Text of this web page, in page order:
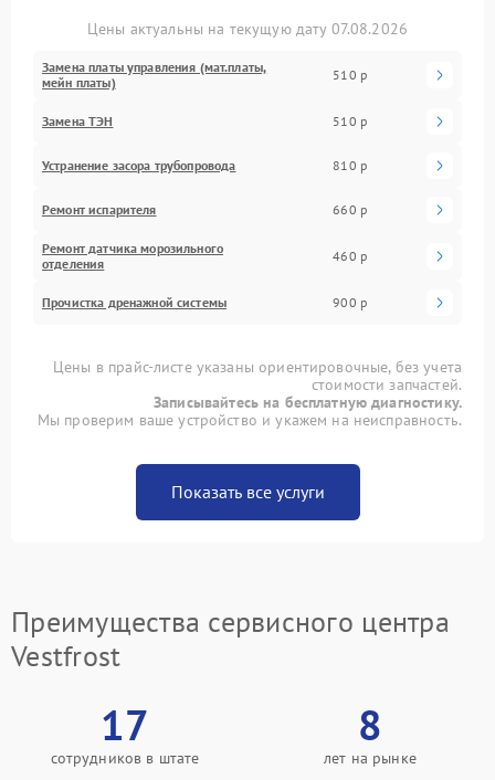
Цены актуальны на текущую дату 07.08.2026
Замена платы управления (мат.платы,
мейн платы)
510 р
Замена ТЭН 510 р
Устранение засора трубопровода 810 р
Ремонт испарителя 660 р
Ремонт датчика морозильного
отделения
460 р
Прочистка дренажной системы 900 р
Цены в прайс-листе указаны ориентировочные, без учета
стоимости запчастей.
Записывайтесь на бесплатную диагностику.
Мы проверим ваше устройство и укажем на неисправность.
Показать все услуги
Преимущества сервисного центра
Vestfrost
17
сотрудников в штате
8
лет на рынке